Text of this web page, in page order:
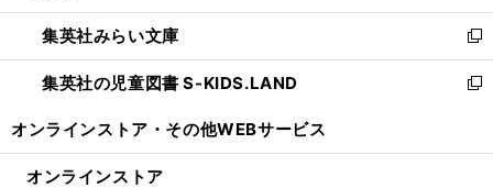
開
く
ウ
で
開
く
ン
ド
ウ
で
ウ
ィ
ン
ド
開
集英社みらい文庫
新
し
い
ン
集英社の児童図書 S-KIDS.LAND
新
ウ
オンラインストア・ その他WEBサービス
オンラインストア